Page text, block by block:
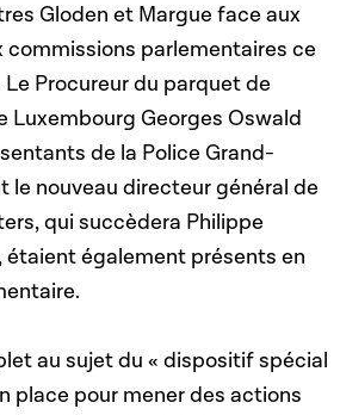
Gloden et Margue face aux
commissions parlementaires ce
Le Procureur du parquet de
Luxembourg Georges Oswald
de la Police Grand-
le nouveau directeur général de
qui succèdera Philippe
étaient également présents en
au sujet du « dispositif spécial
place pour mener des actions